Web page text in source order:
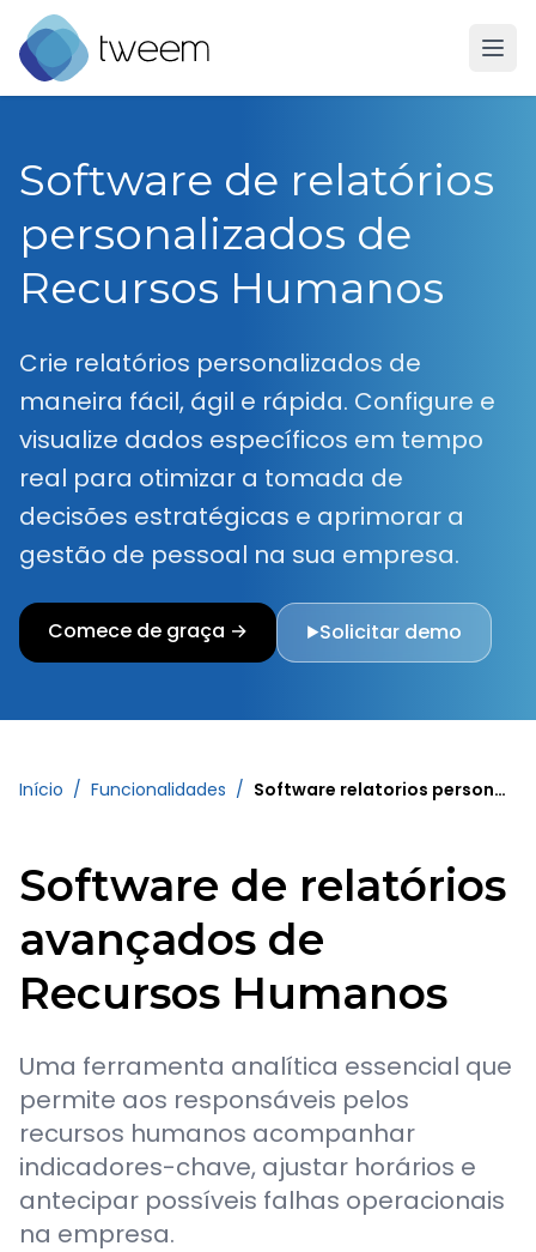
Ir para a página inicial do Tweem
Software de relatórios
personalizados de
Recursos Humanos
Crie relatórios personalizados de
maneira fácil, ágil e rápida. Configure e
visualize dados específicos em tempo
real para otimizar a tomada de
decisões estratégicas e aprimorar a
gestão de pessoal na sua empresa.
Comece de graça → ▶Solicitar demo
Início / Funcionalidades / Software relatorios personalizados
Software de relatórios
avançados de
Recursos Humanos
Uma ferramenta analítica essencial que
permite aos responsáveis pelos
recursos humanos acompanhar
indicadores-chave, ajustar horários e
antecipar possíveis falhas operacionais
na empresa.